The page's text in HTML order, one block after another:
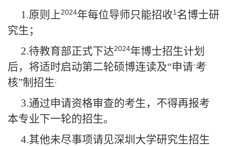
1.原则上2024年每位导师只能招收1 名博士研
究生；
2.待教育部正式下达2024年博士招生计划
后，将适时启动第二轮硕博连读及“申请-考
核”制招生;
3.通过申请资格审查的考生，不得再报考
本专业下一轮的招生。
4.其他未尽事项请见深圳大学研究生招生